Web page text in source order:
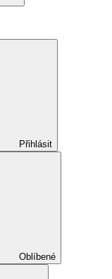
Přihlásit
Oblíbené